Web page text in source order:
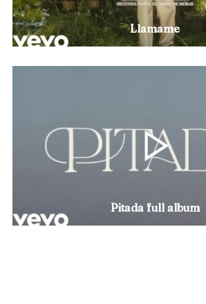
Llamame
Pitada full album